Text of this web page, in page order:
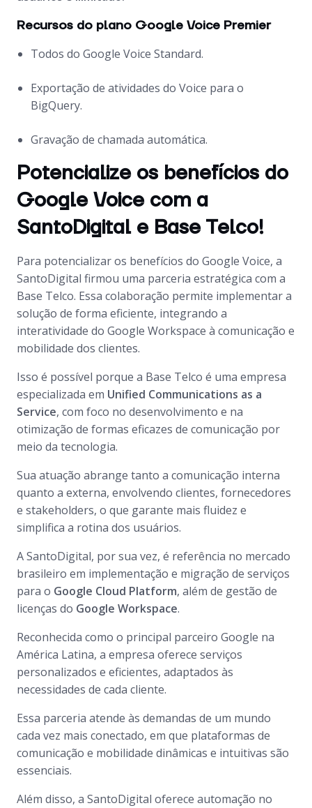
Recursos do plano Google Voice Premier
Todos do Google Voice Standard.
Exportação de atividades do Voice para o
BigQuery.
Gravação de chamada automática.
Potencialize os benefícios do
Google Voice com a
SantoDigital e Base Telco!
Para potencializar os benefícios do Google Voice, a
SantoDigital firmou uma parceria estratégica com a
Base Telco. Essa colaboração permite implementar a
solução de forma eficiente, integrando a
interatividade do Google Workspace à comunicação e
mobilidade dos clientes.
Isso é possível porque a Base Telco é uma empresa
especializada em Unified Communications as a
Service, com foco no desenvolvimento e na
otimização de formas eficazes de comunicação por
meio da tecnologia.
Sua atuação abrange tanto a comunicação interna
quanto a externa, envolvendo clientes, fornecedores
e stakeholders, o que garante mais fluidez e
simplifica a rotina dos usuários.
A SantoDigital, por sua vez, é referência no mercado
brasileiro em implementação e migração de serviços
para o Google Cloud Platform, além de gestão de
licenças do Google Workspace.
Reconhecida como o principal parceiro Google na
América Latina, a empresa oferece serviços
personalizados e eficientes, adaptados às
necessidades de cada cliente.
Essa parceria atende às demandas de um mundo
cada vez mais conectado, em que plataformas de
comunicação e mobilidade dinâmicas e intuitivas são
essenciais.
Além disso, a SantoDigital oferece automação no